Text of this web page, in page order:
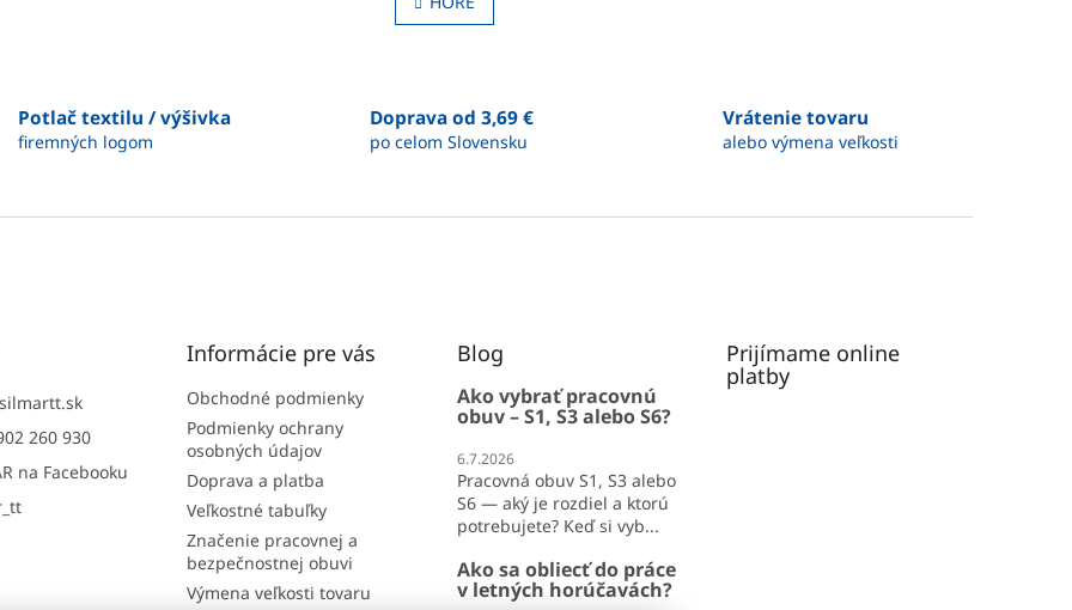
l
i
e
v
á
n
a
n
Potlač textilu / výšivka
firemných logom
Doprava od 3,69 €
po celom Slovensku
Vrátenie tovaru
alebo výmena veľkosti
silmartt.sk
260 930
na Facebooku
Informácie pre vás
Obchodné podmienky
Podmienky ochrany
osobných údajov
Doprava a platba
Veľkostné tabuľky
Značenie pracovnej a
bezpečnostnej obuvi
Výmena veľkosti tovaru
Blog
Ako vybrať pracovnú
obuv – S1, S3 alebo S6?
6.7.2026
Pracovná obuv S1, S3 alebo
S6 — aký je rozdiel a ktorú
potrebujete? Keď si vyb...
Ako sa obliecť do práce
v letných horúčavách?
Prijímame online
platby